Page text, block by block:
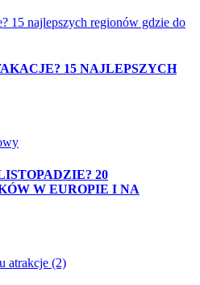
15 NAJLEPSZYCH
20
W EUROPIE I NA